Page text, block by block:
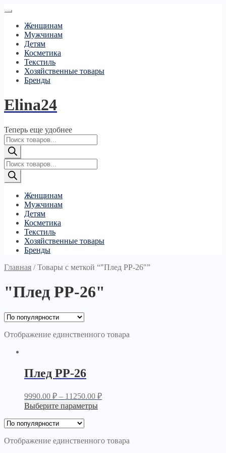
Женщинам
Мужчинам
Детям
Косметика
Текстиль
Хозяйственные товары
Бренды
Elina24
Теперь еще удобнее
Поиск
товаров
Поиск
товаров
Женщинам
Мужчинам
Детям
Косметика
Текстиль
Хозяйственные товары
Бренды
Главная /Товары с меткой “"Плед PP-26"”
"Плед PP-26"
Отображение единственного товара
Плед PP-26
9990.00 ₽ – 11250.00 ₽
Выберите параметры
Отображение единственного товара